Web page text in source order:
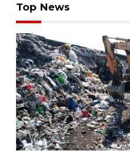
Top News